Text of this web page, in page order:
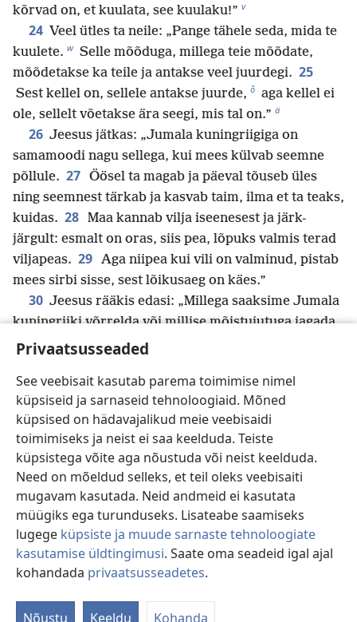
Privaatsusseaded
See veebisait kasutab parema toimimise nimel
küpsiseid ja sarnaseid tehnoloogiaid. Mõned
küpsised on hädavajalikud meie veebisaidi
toimimiseks ja neist ei saa keelduda. Teiste
küpsistega võite aga nõustuda või neist keelduda.
Need on mõeldud selleks, et teil oleks veebisaiti
mugavam kasutada. Neid andmeid ei kasutata
müügiks ega turunduseks. Lisateabe saamiseks
lugege küpsiste ja muude sarnaste tehnoloogiate
kasutamise üldtingimusi. Saate oma seadeid igal ajal
kohandada privaatsusseadetes.
Nõustu Keeldu Kohanda
kõrvad on, et kuulata, see kuulaku!” v
24 Veel ütles ta neile: „Pange tähele seda, mida te
kuulete. w Selle mõõduga, millega teie mõõdate,
mõõdetakse ka teile ja antakse veel juurdegi. 25
Sest kellel on, sellele antakse juurde, õ aga kellel ei
ole, sellelt võetakse ära seegi, mis tal on.” ä
26 Jeesus jätkas: „Jumala kuningriigiga on
samamoodi nagu sellega, kui mees külvab seemne
põllule. 27 Öösel ta magab ja päeval tõuseb üles
ning seemnest tärkab ja kasvab taim, ilma et ta teaks,
kuidas. 28 Maa kannab vilja iseenesest ja järk-
järgult: esmalt on oras, siis pea, lõpuks valmis terad
viljapeas. 29 Aga niipea kui vili on valminud, pistab
mees sirbi sisse, sest lõikusaeg on käes.”
30 Jeesus rääkis edasi: „Millega saaksime Jumala
kuningriiki võrrelda või millise mõistujutuga jagada
selle kohta õpetust? 31
peal. ö 32 Aga kui see on külvatud, läheb see
kasvama ja sirgub suuremaks kui kõik teised
aiataimed *ning kasvatab suured oksad, nii et linnud
saavad selle varjus elada.”
33 Jeesus kuulutas Jumala sõna paljude selliste
mõistujuttude
ü
kaudu, niipalju kui suudeti aru
saada.
Õigupoolest ei rääkinud ta ilma
mõistujututa midagi, kuid jüngritega omavahel olles
selgitas ta neile kõik ära.
x
35 Sama päeva õhtul ütles Jeesus neile: „Lähme
võtsid nad ta kohe paati ja lahkusid. Seal